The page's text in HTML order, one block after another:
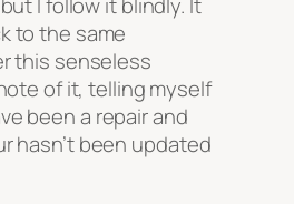
to the same
this senseless
of it, telling myself
been a repair and
hasn’t been updated